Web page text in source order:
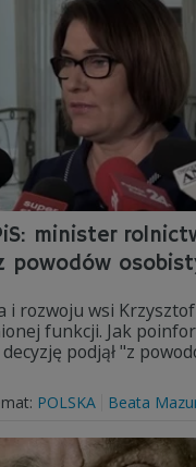
minister
powodów
rozwoju wsi Krzysztof
funkcji. Jak
podjął "z
POLSKA Beata